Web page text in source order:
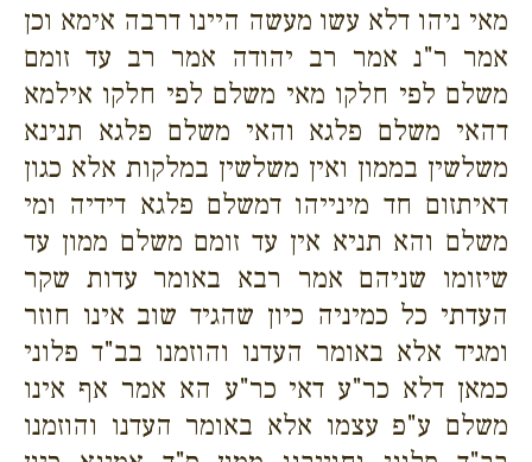
מאי ניהו דלא עשו מעשה היינו דרבה אימא וכן
אמר ר"נ אמר רב יהודה אמר רב עד זומם
משלם לפי חלקו מאי משלם לפי חלקו אילמא
דהאי משלם פלגא והאי משלם פלגא תנינא
משלשין בממון ואין משלשין במלקות אלא כגון
דאיתזום חד מינייהו דמשלם פלגא דידיה ומי
משלם והא תניא אין עד זומם משלם ממון עד
שיזומו שניהם אמר רבא באומר עדות שקר
העדתי כל כמיניה כיון שהגיד שוב אינו חוזר
ומגיד אלא באומר העדנו והוזמנו בב"ד פלוני
כמאן דלא כר"ע דאי כר"ע הא אמר אף אינו
משלם ע"פ עצמו אלא באומר העדנו והוזמנו